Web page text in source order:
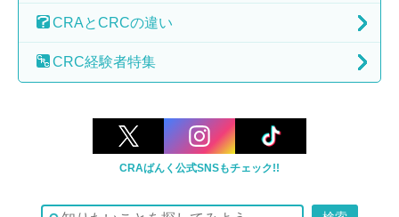
CRAとCRCの違い
CRC経験者特集
CRAばんく公式SNSもチェック!!